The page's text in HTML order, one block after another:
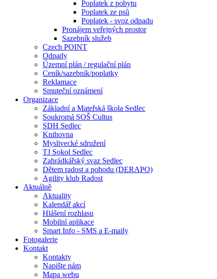
Poplatek z pobytu
Poplatek ze psů
Poplatek - svoz odpadu
Pronájem veřejných prostor
Sazebník služeb
Czech POINT
Odpady
Územní plán / regulační plán
Ceník/sazebník/poplatky
Reklamace
Smuteční oznámení
Organizace
Základní a Mateřská škola Sedlec
Soukromá SOŠ Cultus
SDH Sedlec
Knihovna
Myslivecké sdružení
TJ Sokol Sedlec
Zahrádkářský svaz Sedlec
Dětem radost a pohodu (DERAPO)
Agility klub Radost
Aktuálně
Aktuality
Kalendář akcí
Hlášení rozhlasu
Mobilní aplikace
Smart Info - SMS a E-maily
Fotogalerie
Kontakt
Kontakty
Napište nám
Mapa webu